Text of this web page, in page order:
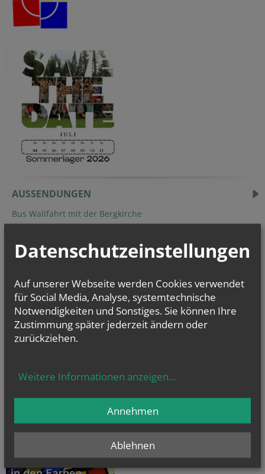
AUSSENDUNGEN
Bus Wallfahrt mit der Bergkirche
Livestream
nach Liesing
Datenschutzeinstellungen
Auf unserer Webseite werden Cookies verwendet
für Social Media, Analyse, systemtechnische
Notwendigkeiten und Sonstiges. Sie können Ihre
Zustimmung später jederzeit ändern oder
zurückziehen.
Weitere Informationen anzeigen...
Ablehnen
Annehmen